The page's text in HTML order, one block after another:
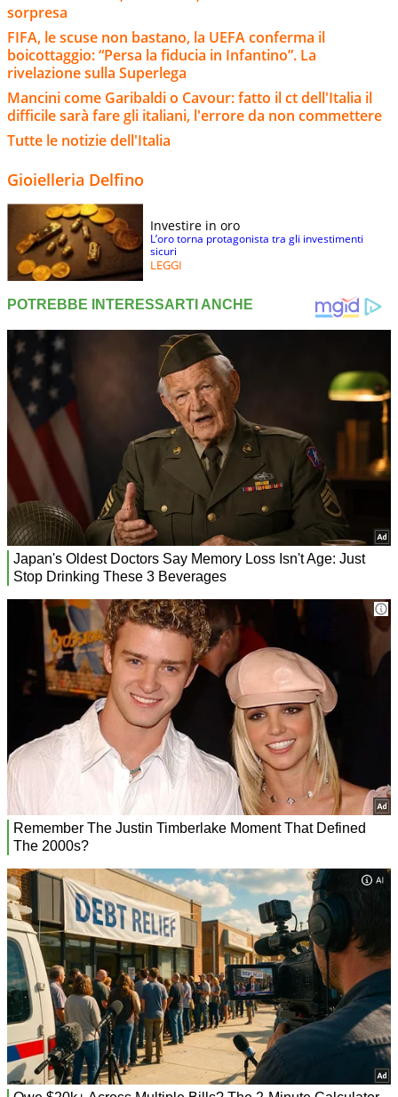
sorpresa
FIFA, le scuse non bastano, la UEFA conferma il
boicottaggio: “Persa la fiducia in Infantino”. La
rivelazione sulla Superlega
Mancini come Garibaldi o Cavour: fatto il ct dell'Italia il
difficile sarà fare gli italiani, l'errore da non commettere
Tutte le notizie dell'Italia
Gioielleria Delfino
Investire in oro
L’oro torna protagonista tra gli investimenti
sicuri
LEGGI